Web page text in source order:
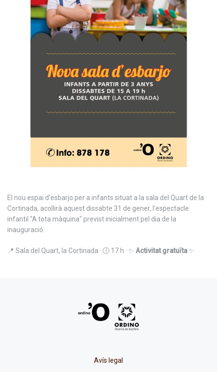
El nou espai d'esbarjo per a infants situat a la sala del Quart de la
Cortinada, acollirà aquest dissabte 31 de gener, l'espectacle
infantil "A tota màquina" previst inicialment pel dia de la
inauguració.
📍 Sala del Quart, la Cortinada · 🕕 17 h · ✨ Activitat gratuïta ✨
Avís legal